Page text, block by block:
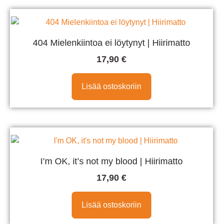
404 Mielenkiintoa ei löytynyt | Hiirimatto
17,90 €
Lisää ostoskoriin
I’m OK, it’s not my blood | Hiirimatto
17,90 €
Lisää ostoskoriin